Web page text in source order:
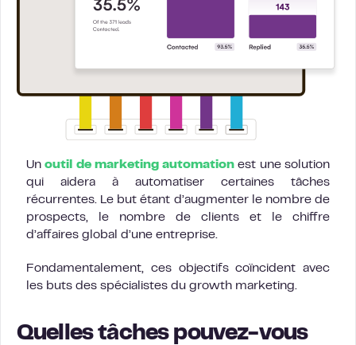
Unoutil de marketing automation est une solution
qui aidera à automatiser certaines tâches
récurrentes. Le but étant d’augmenter le nombre de
prospects, le nombre de clients et le chiffre
d’affaires global d’une entreprise.
Fondamentalement, ces objectifs coïncident avec
les buts des spécialistes du growth marketing.
Quelles tâches pouvez-vous